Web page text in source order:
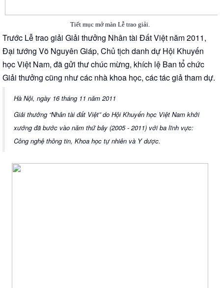
Tiết mục mở màn Lễ trao giải.
Trước Lễ trao giải Giải thưởng Nhân tài Đất Việt năm 2011,
Đại tướng Võ Nguyên Giáp, Chủ tịch danh dự Hội Khuyến
học Việt Nam, đã gửi thư chúc mừng, khích lệ Ban tổ chức
Giải thưởng cũng như các nhà khoa học, các tác giả tham dự.
Hà Nội, ngày 16 tháng 11 năm 2011
Giải thưởng “Nhân tài đất Việt” do Hội Khuyến học Việt Nam khởi
xướng đã bước vào năm thứ bảy (2005 - 2011) với ba lĩnh vực:
Công nghệ thông tin, Khoa học tự nhiên và Y dược.